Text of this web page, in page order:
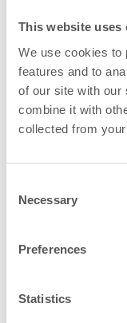
This website uses
We use cookies to
features and to
of our site with our
combine it with
collected from
Selection
Necessary
Preferences
Statistics
del